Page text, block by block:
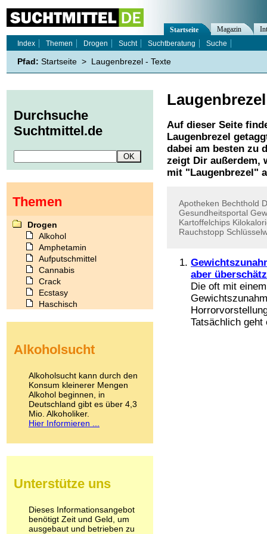
Laugenbrezel
Auf dieser Seite
Laugenbrezel
dabei am besten zu
zeigt Dir außerdem,
mit " Laugenbrezel "
Apotheken Bechthold
Gesundheitsportal
Kartoffelchips
Rauchstopp
aber
Die oft mit
Tatsächlich
Startseite Magazin
Index
Themen Drogen Sucht Suchtberatung Suche
Pfad: Startseite > Laugenbrezel - Texte
Durchsuche
Suchtmittel.de
Themen
Drogen
Alkohol
Amphetamin
Aufputschmittel
Cannabis
Crack
Ecstasy
Haschisch
Kokain
LSD
Marihuana
Medikamente
Meskalin
Metamphetamin
Methadon
Pilze
Psychopharmaka
Schlafmittel
Schmerzmittel
Alkoholsucht
Alkoholsucht kann durch den
Konsum kleinerer Mengen
Alkohol beginnen, in
Deutschland gibt es über 4,3
Mio. Alkoholiker.
Hier Informieren ...
Unterstütze uns
Dieses Informationsangebot
benötigt Zeit und Geld, um
ausgebaut und betrieben zu